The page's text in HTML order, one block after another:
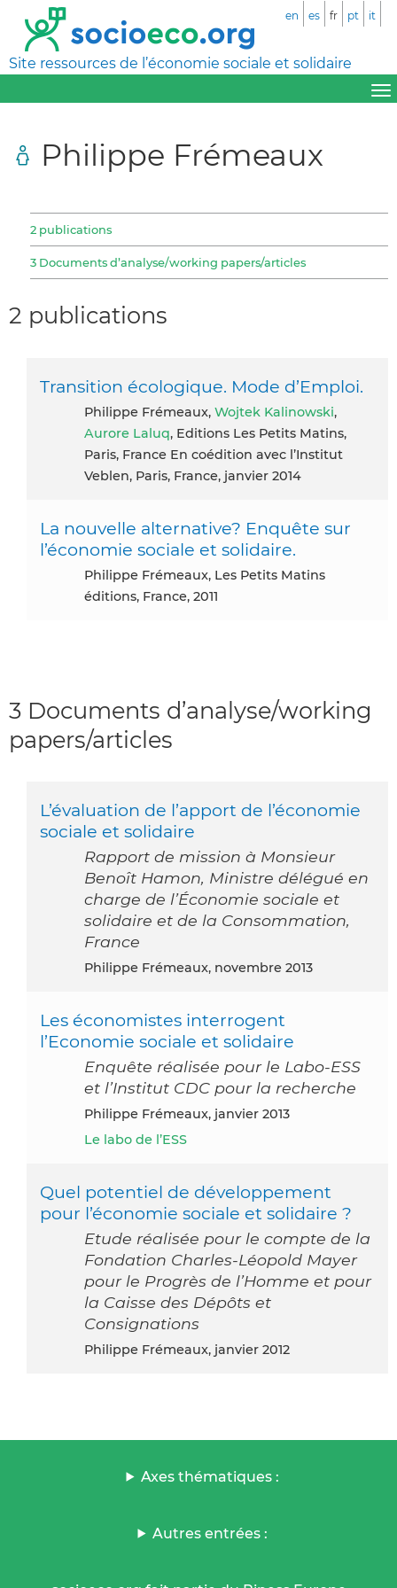
Site ressources de l’économie sociale et solidaire
en es fr pt it
Philippe Frémeaux
2 publications
3 Documents d’analyse/working papers/articles
2 publications
Transition écologique. Mode d’Emploi.
Philippe Frémeaux, Wojtek Kalinowski,
Aurore Laluq, Editions Les Petits Matins,
Paris, France En coédition avec l’Institut
Veblen, Paris, France, janvier 2014
La nouvelle alternative? Enquête sur
l’économie sociale et solidaire.
Philippe Frémeaux, Les Petits Matins
éditions, France, 2011
3 Documents d’analyse/working
papers/articles
L’évaluation de l’apport de l’économie
sociale et solidaire
Rapport de mission à Monsieur
Benoît Hamon, Ministre délégué en
charge de l’Économie sociale et
solidaire et de la Consommation,
France
Philippe Frémeaux, novembre 2013
Les économistes interrogent
l’Economie sociale et solidaire
Enquête réalisée pour le Labo-ESS
et l’Institut CDC pour la recherche
Philippe Frémeaux, janvier 2013
Le labo de l’ESS
Quel potentiel de développement
pour l’économie sociale et solidaire ?
Etude réalisée pour le compte de la
Fondation Charles-Léopold Mayer
pour le Progrès de l’Homme et pour
la Caisse des Dépôts et
Consignations
Philippe Frémeaux, janvier 2012
Axes thématiques :
Autres entrées :